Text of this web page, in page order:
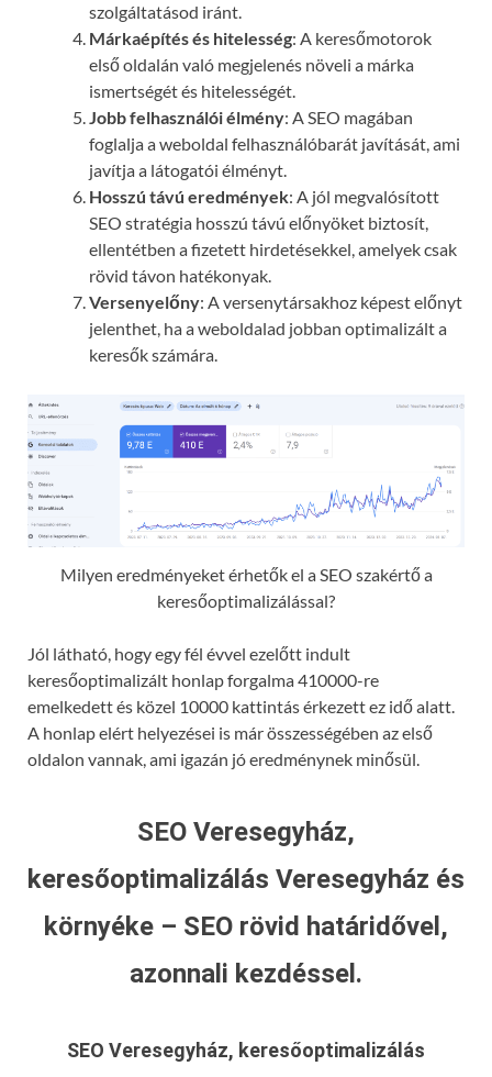
szolgáltatásod iránt.
Márkaépítés és hitelesség: A keresőmotorok
első oldalán való megjelenés növeli a márka
ismertségét és hitelességét.
Jobb felhasználói élmény: A SEO magában
foglalja a weboldal felhasználóbarát javítását, ami
javítja a látogatói élményt.
Hosszú távú eredmények: A jól megvalósított
SEO stratégia hosszú távú előnyöket biztosít,
ellentétben a fizetett hirdetésekkel, amelyek csak
rövid távon hatékonyak.
Versenyelőny: A versenytársakhoz képest előnyt
jelenthet, ha a weboldalad jobban optimalizált a
keresők számára.
Milyen eredményeket érhetők el a SEO szakértő a
keresőoptimalizálással?
Jól látható, hogy egy fél évvel ezelőtt indult
keresőoptimalizált honlap forgalma 410000-re
emelkedett és közel 10000 kattintás érkezett ez idő alatt.
A honlap elért helyezései is már összességében az első
oldalon vannak, ami igazán jó eredménynek minősül.
SEO Veresegyház,
keresőoptimalizálás Veresegyház és
környéke – SEO rövid határidővel,
azonnali kezdéssel.
SEO Veresegyház, keresőoptimalizálás